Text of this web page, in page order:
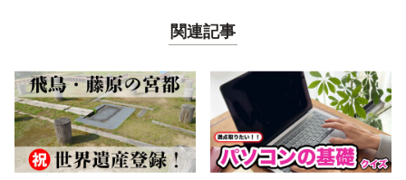
関連記事